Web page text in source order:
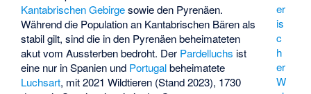
er
is
c
h
er
W
Kantabrischen Gebirgesowie den Pyrenäen.
Während die Population an Kantabrischen Bärenals
stabil gilt, sind die in den Pyrenäen beheimateten
akut vom Aussterben bedroht. Der Pardelluchs ist
eine nur in Spanien und Portugalbeheimatete
Luchsart, mit 2021 Wildtieren (Stand 2023), 1730